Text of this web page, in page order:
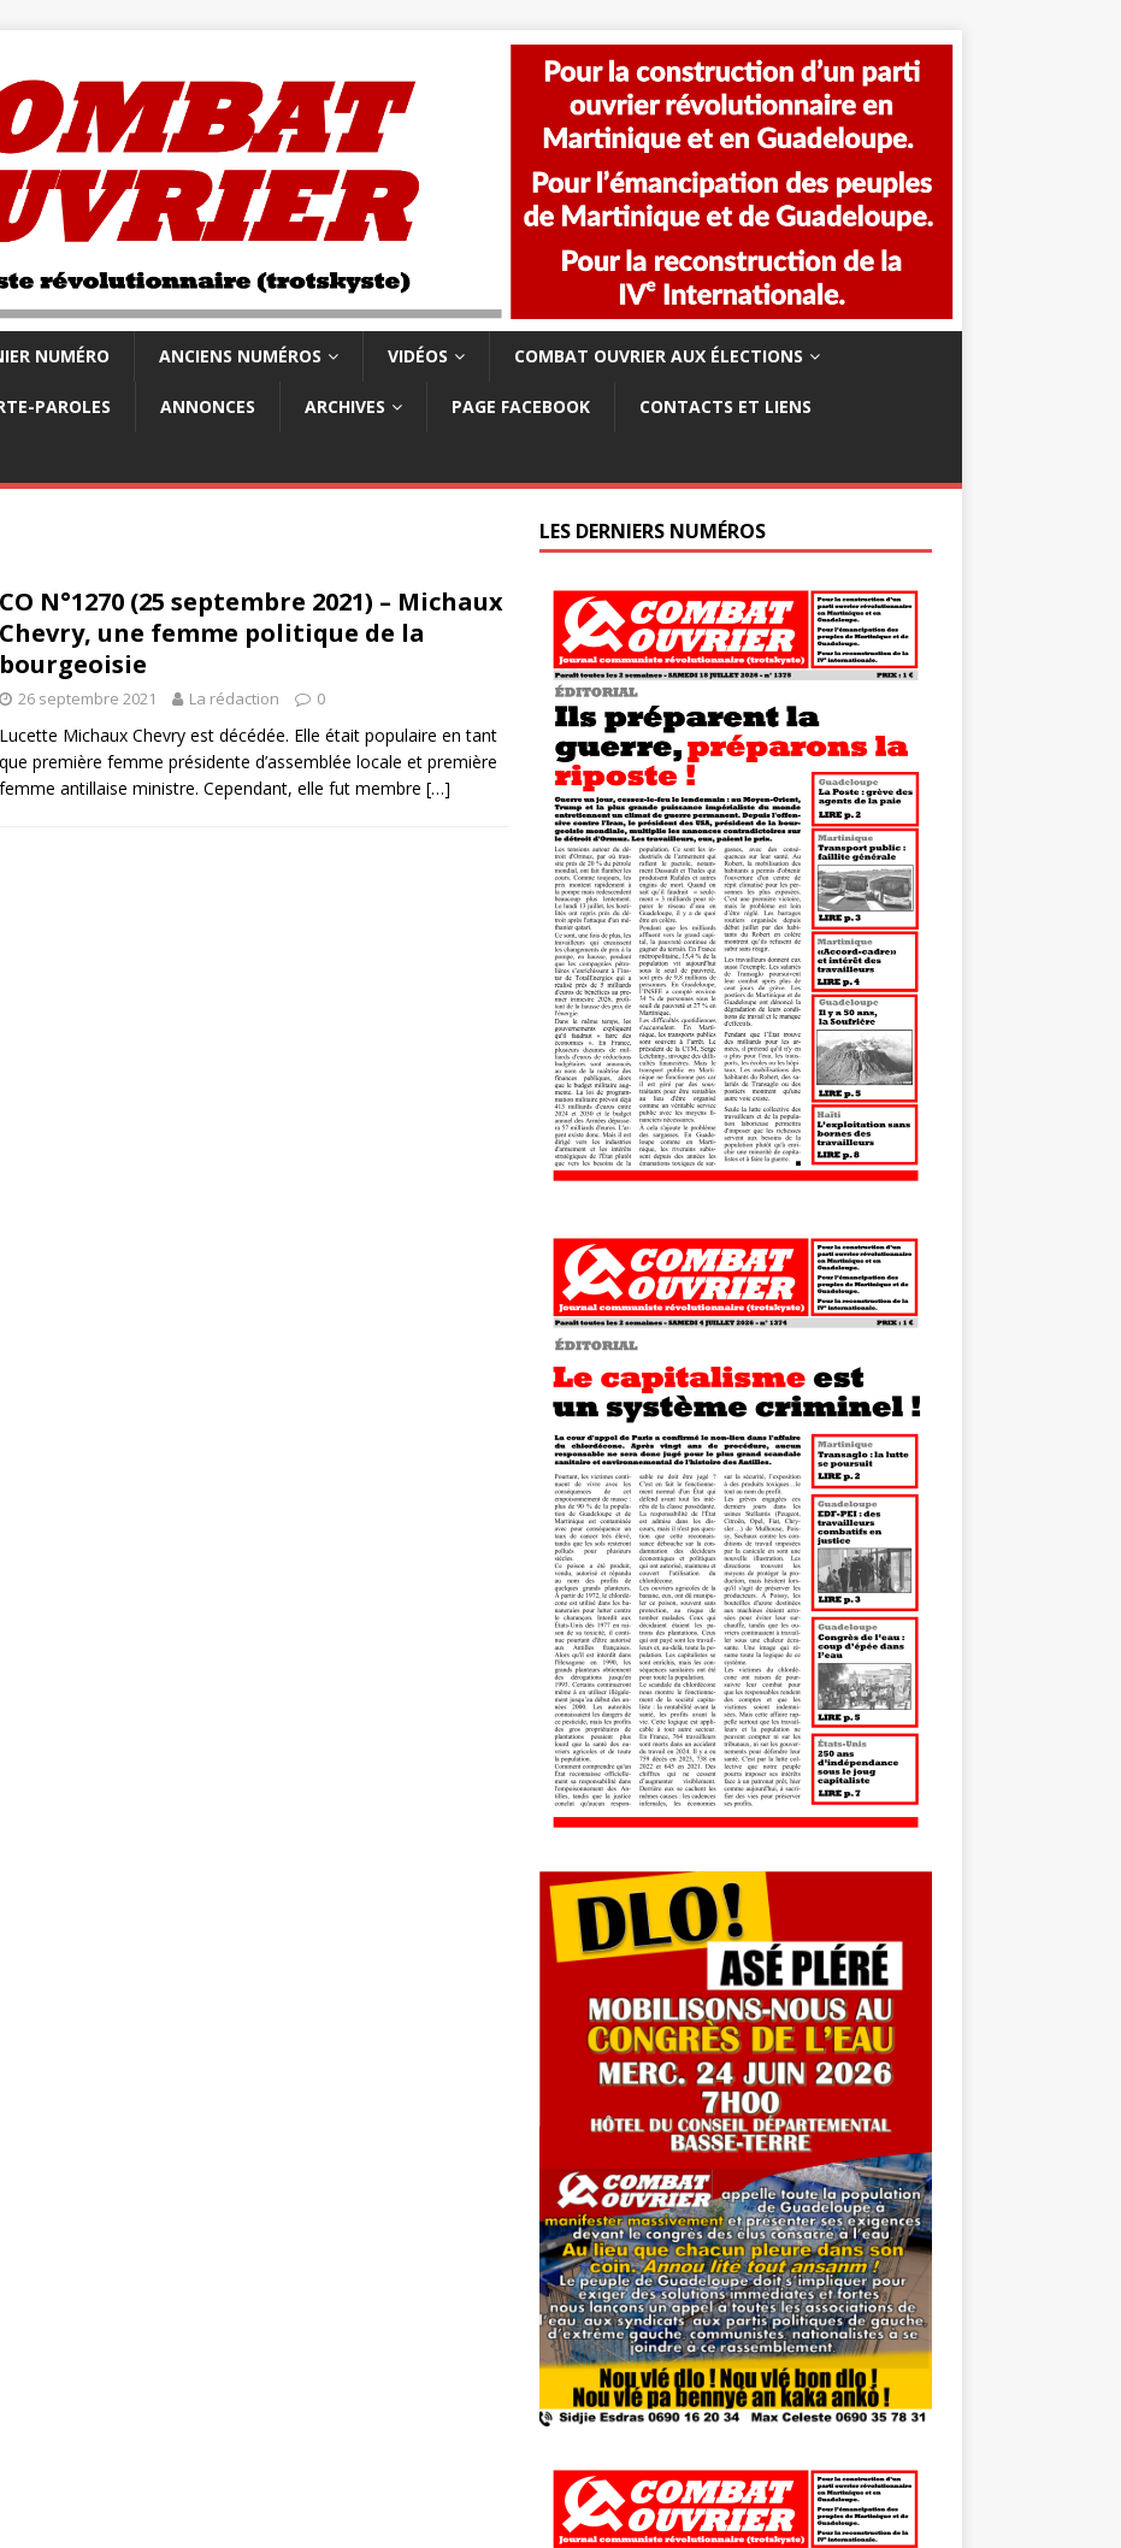
NUMÉRO ANCIENS NUMÉROS VIDÉOS COMBAT OUVRIER AUX ÉLECTIONS
PAROLES ANNONCES ARCHIVES PAGE FACEBOOK CONTACTS ET LIENS
CO N°1270 (25 septembre 2021) – Michaux
Chevry, une femme politique de la
bourgeoisie
26 septembre 2021 La rédaction 0
Lucette Michaux Chevry est décédée. Elle était populaire en tant
que première femme présidente d’assemblée locale et première
femme antillaise ministre. Cependant, elle fut membre […]
LES DERNIERS NUMÉROS